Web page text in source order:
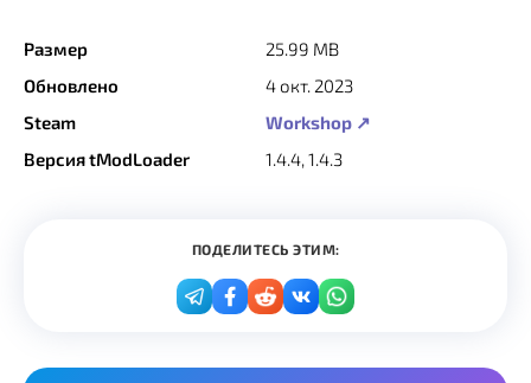
Размер
25.99 MB
Обновлено
4 окт. 2023
Steam
Workshop ↗
Версия tModLoader
1.4.4, 1.4.3
ПОДЕЛИТЕСЬ ЭТИМ: